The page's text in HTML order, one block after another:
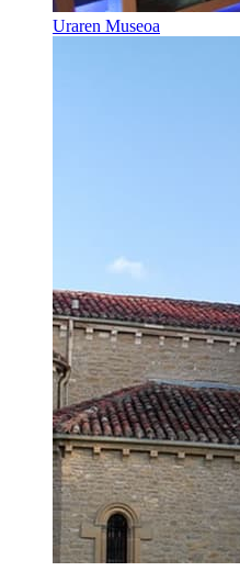
Uraren Museoa